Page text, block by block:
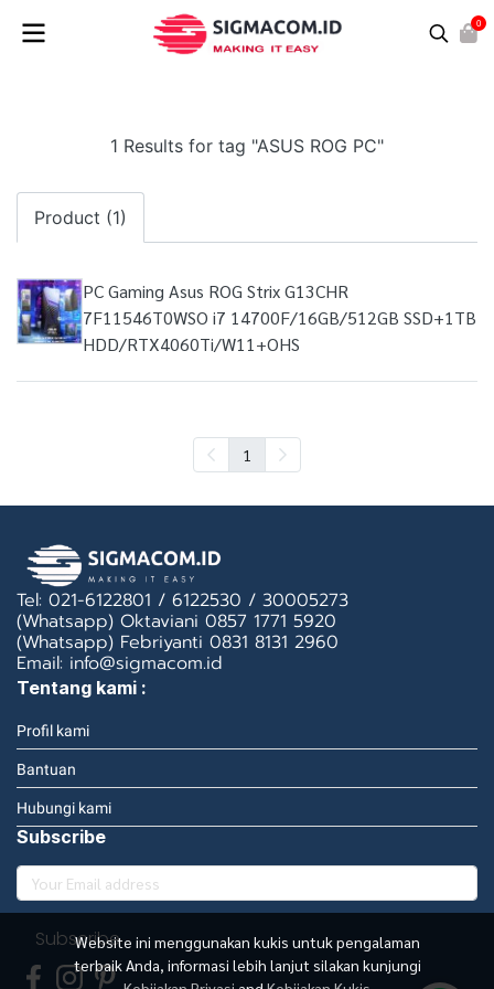
0
1 Results for tag "ASUS ROG PC"
Product (1)
PC Gaming Asus ROG Strix G13CHR
7F11546T0WSO i7 14700F/16GB/512GB SSD+1TB
HDD/RTX4060Ti/W11+OHS
1
Website ini menggunakan kukis untuk pengalaman
terbaik Anda, informasi lebih lanjut silakan kunjungi
Tel: 021-6122801 / 6122530 / 30005273
(Whatsapp) Oktaviani 0857 1771 5920
(Whatsapp) Febriyanti 0831 8131 2960
Email: info@sigmacom.id
Tentang kami :
Profil kami
Bantuan
Hubungi kami
Subscribe
Subscribe